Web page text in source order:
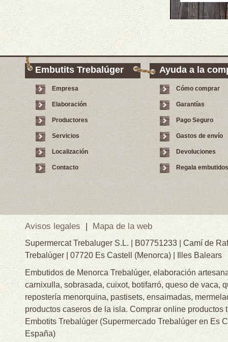
Embutits Trebalúger
Empresa
Elaboración
Productores
Servicios
Localización
Contacto
Ayuda a la
Cómo comprar
Garantías
Pago Seguro
Gastos de envío
Devoluciones
Regala embutidos
Avisos legales | Mapa de la web
Supermercat Trebaluger S.L. | B07751233 | Camí de
Trebalúger | 07720 Es Castell (Menorca) | Illes Balears
Embutidos de Menorca Trebalúger, elaboración
carnixulla, sobrasada, cuixot, botifarró, queso de vaca,
repostería menorquina, pastisets, ensaimadas,
productos caseros de la isla. Comprar online productos
Embotits Trebalúger (Supermercado Trebalúger en Es
España)